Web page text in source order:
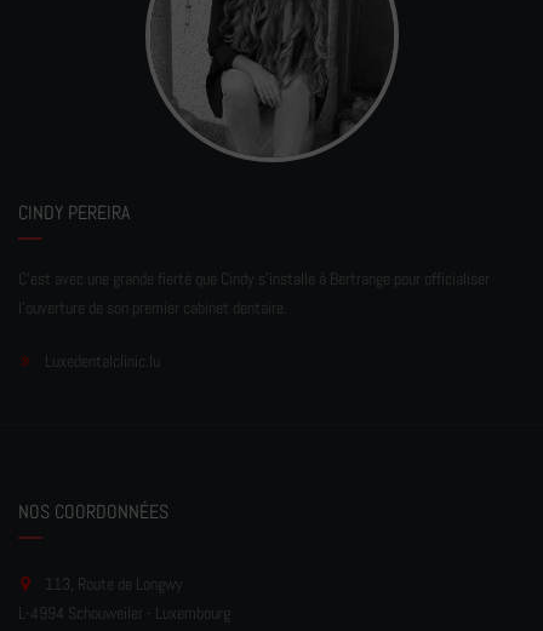
CINDY PEREIRA
C'est avec une grande fierté que Cindy s'installe à Bertrange pour officialiser
l'ouverture de son premier cabinet dentaire.
Luxedentalclinic.lu
NOS COORDONNÉES
113, Route de Longwy
L-4994 Schouweiler - Luxembourg